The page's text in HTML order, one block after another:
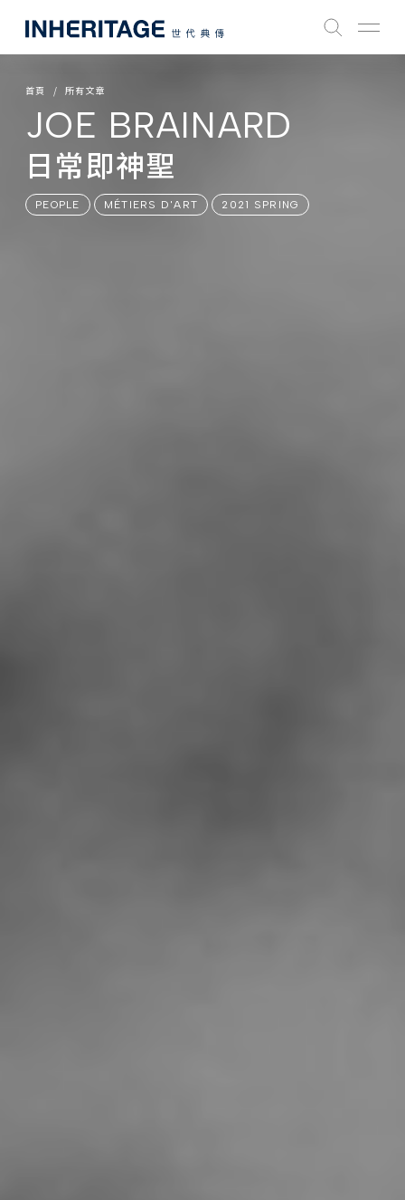
首頁 所有文章
JOE BRAINARD
日常即神聖
PEOPLE MÉTIERS D'ART 2021 SPRING